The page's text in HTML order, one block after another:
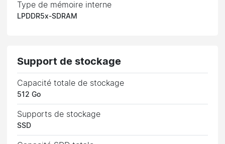
Type de mémoire interne
LPDDR5x-SDRAM
Support de stockage
Capacité totale de stockage
512 Go
Supports de stockage
SSD